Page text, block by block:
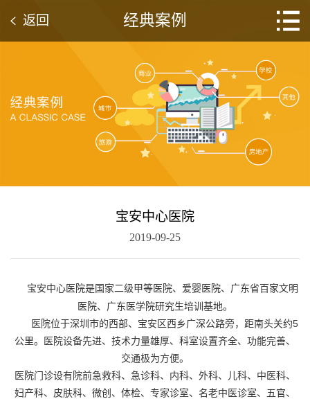
经典案例
返回
宝安中心医院
2019-09-25
宝安中心医院是国家二级甲等医院、爱婴医院、广东省百家文明
医院、广东医学院研究生培训基地。
医院位于深圳市的西部、宝安区西乡广深公路旁，距南头关约5
公里。医院设备先进、技术力量雄厚、科室设置齐全、功能完善、
交通极为方便。
医院门诊设有院前急救科、急诊科、内科、外科、儿科、中医科、
妇产科、皮肤科、微创、体检、专家诊室、名老中医诊室、五官、